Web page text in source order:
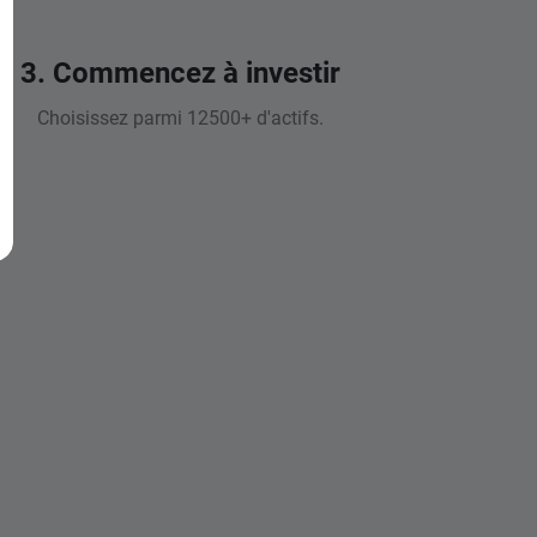
3. Commencez à investir
Choisissez parmi 12500+ d'actifs.